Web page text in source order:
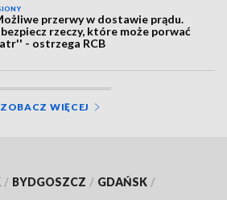
przerwy w dostawie prądu.
rzeczy, które może porwać
- ostrzega RCB
ZOBACZ WIĘCEJ
/ BYDGOSZCZ / GDAŃSK /